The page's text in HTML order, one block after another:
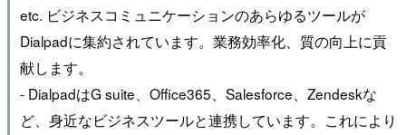
etc. ビジネスコミュニケーションのあらゆるツールが
Dialpadに集約されています。業務効率化、質の向上に貢
献します。
- DialpadはG suite、Office365、Salesforce、Zendeskな
ど、身近なビジネスツールと連携しています。これにより